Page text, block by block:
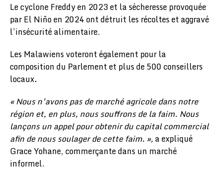
Le cyclone Freddy en 2023 et la sécheresse provoquée
par El Niño en 2024 ont détruit les récoltes et aggravé
l’insécurité alimentaire.
Les Malawiens voteront également pour la
composition du Parlement et plus de 500 conseillers
locaux.
« Nous n’avons pas de marché agricole dans notre
région et, en plus, nous souffrons de la faim. Nous
lançons un appel pour obtenir du capital commercial
afin de nous soulager de cette faim. »,a expliqué
Grace Yohane, commerçante dans un marché
informel.